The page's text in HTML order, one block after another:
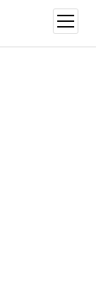
aç